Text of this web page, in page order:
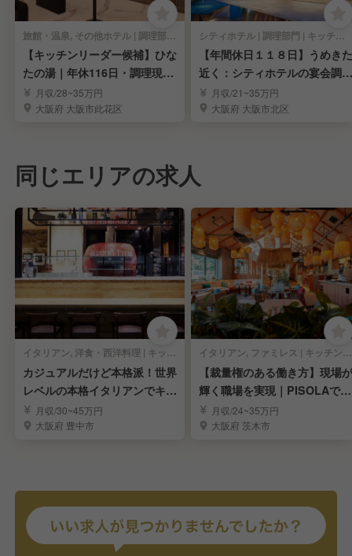
旅館・温泉, その他ホテル | 調理部門 | キッチンスタッフ
【キッチンリーダー候補】ひな
たの湯｜年休116日・調理現場
のまとめ役
月収/28~35万円
大阪府 大阪市此花区
シティホテル | 調理部門 | キッチンスタッフ
【年間休日１１８日】うめきた
近く：シティホテルの宴会調理
スタッフ募集！
月収/21~35万円
大阪府 大阪市北区
同じエリアの求人
イタリアン, 洋食・西洋料理 | キッチンスタッフ
カジュアルだけど本格派！世界
レベルの本格イタリアンでキッ
チンスタッフ募集！
月収/30~45万円
大阪府 豊中市
イタリアン, ファミレス | キッチンスタッフ
【裁量権のある働き方】現場が
輝く職場を実現｜PISOLAで料
理長候補募集
月収/24~35万円
大阪府 茨木市